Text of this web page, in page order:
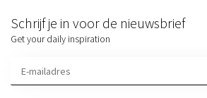
Schrijf je in voor de nieuwsbrief
Get your daily inspiration